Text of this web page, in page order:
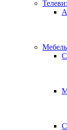
Мебель